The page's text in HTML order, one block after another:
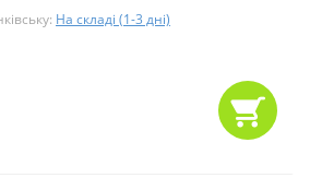
На складі (1-3 дні)